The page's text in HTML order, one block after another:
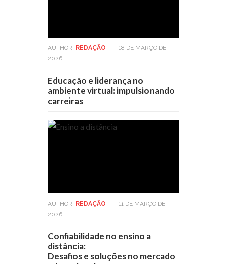
AUTHOR: REDAÇÃO -
18 DE MARÇO DE
2026
Educação e liderança no
ambiente virtual: impulsionando
carreiras
AUTHOR: REDAÇÃO -
11 DE MARÇO DE
2026
Confiabilidade no ensino a
distância:
Desafios e soluções no mercado